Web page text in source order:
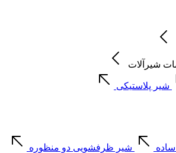
شیرآلات
شیر پلاستیکی
شیر ظرفشویی دو منظوره